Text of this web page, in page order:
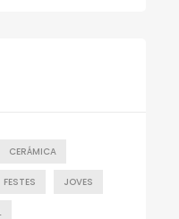
CERÁMICA
FESTES JOVES